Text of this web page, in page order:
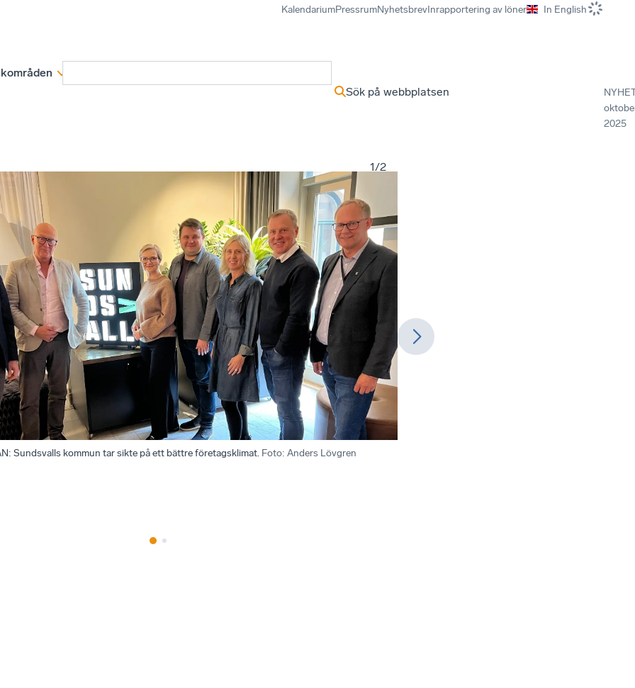
KalendariumPressrumNyhetsbrevInrapportering av löner In English
Sök på webbplatsen
2025
1/2
Sundsvalls kommun tar sikte på ett bättre företagsklimat. Foto: Anders Lövgren